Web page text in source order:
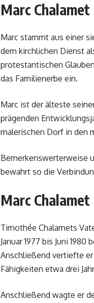
Marc
Marc stammt aus einer
dem kirchlichen Dienst
protestantischen
das Familienerbe ein.
Marc ist der älteste
prägenden
malerischen Dorf in den
Bemerkenswerterweise
bewahrt so die
Marc
Timothée Chalamets
Januar 1977 bis Juni
Anschließend vertiefte
Fähigkeiten etwa drei
Anschließend wagte er